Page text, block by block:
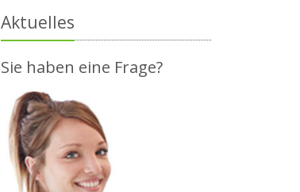
Aktuelles
Sie haben eine Frage?